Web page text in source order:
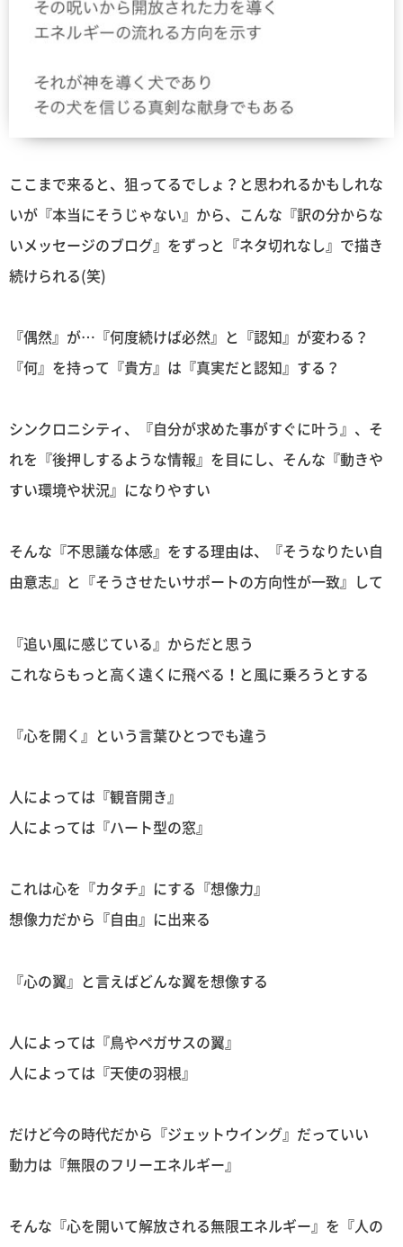
ここまで来ると、狙ってるでしょ？と思われるかもしれな
いが『本当にそうじゃない』から、こんな『訳の分からな
いメッセージのブログ』をずっと『ネタ切れなし』で描き
続けられる(笑)
『偶然』が…『何度続けば必然』と『認知』が変わる？
『何』を持って『貴方』は『真実だと認知』する？
シンクロニシティ、『自分が求めた事がすぐに叶う』、そ
れを『後押しするような情報』を目にし、そんな『動きや
すい環境や状況』になりやすい
そんな『不思議な体感』をする理由は、『そうなりたい自
由意志』と『そうさせたいサポートの方向性が一致』して
『追い風に感じている』からだと思う
これならもっと高く遠くに飛べる！と風に乗ろうとする
『心を開く』という言葉ひとつでも違う
人によっては『観音開き』
人によっては『ハート型の窓』
これは心を『カタチ』にする『想像力』
想像力だから『自由』に出来る
『心の翼』と言えばどんな翼を想像する
人によっては『鳥やペガサスの翼』
人によっては『天使の羽根』
だけど今の時代だから『ジェットウイング』だっていい
動力は『無限のフリーエネルギー』
そんな『心を開いて解放される無限エネルギー』を『人の